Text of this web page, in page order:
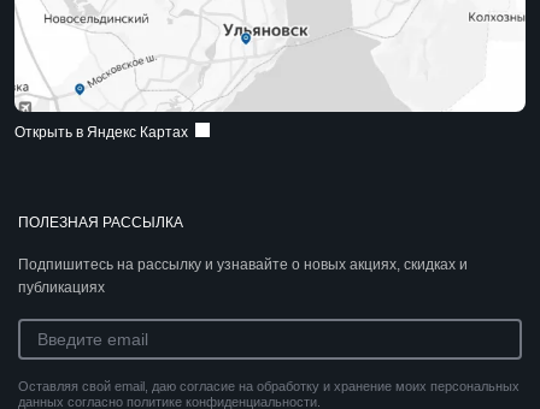
ПОЛЕЗНАЯ РАССЫЛКА
Подпишитесь на рассылку и узнавайте о новых акциях, скидках и
публикациях
Оставляя свой email, даю согласие на обработку и хранение моих персональных
данных согласно политике конфиденциальности.
Открыть в Яндекс Картах